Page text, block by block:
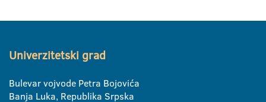
Univerzitetski grad
Bulevar vojvode Petra Bojovića
Banja Luka, Republika Srpska